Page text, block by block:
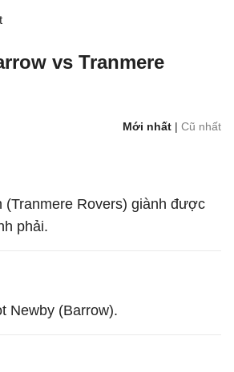
vs Tranmere
Mới nhất | Cũ nhất
(Tranmere Rovers) giành được
phải.
Newby (Barrow).